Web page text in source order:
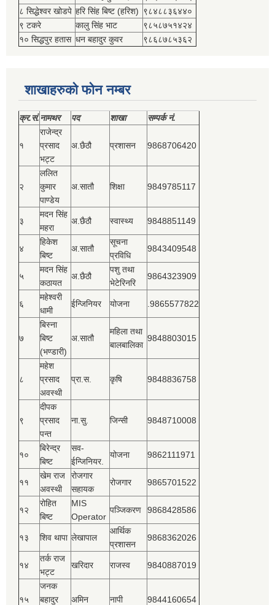
८ सिद्धेश्‍वर खोडपे हरि सिंह बिष्‍ट (हरिश) ९८४८८३६४४०
९ टकरे
कालु सिंह भाट
९८५८७५१४२४
१० सिद्धपुर हतास धन बहादुर कुवर ९८६८७८५३६२
शाखाहरुको फोन नम्बर
क्र.सं.नामथर पद शाखा सम्‍पर्क नं.
१
राजेन्द्र
प्रसाद
भट्ट
अ.छैठौ प्रशासन 9868706420
२
ललित
कुमार
पाण्डेय
अ.सातौ शिक्षा 9849785117
३
मदन सिंह
महरा
अ.छैठौ स्वास्थ्य 9848851149
४
हिकेश
बिष्‍ट
अ.सातौ
सूचना
प्रविधि
9843409548
५
मदन सिंह
कठायत
अ.छैठौ
पशु तथा
भेटेरिनरि
9864323909
६
महेश्‍वरी
धामी
ईन्जिनियर योजना .9865577822
७
बिस्‍ना
बिष्‍ट
(भण्डारी)
अ.सातौ
महिला तथा
बालबालिका
9848803015
८
महेश
प्रसाद
अवस्थी
प्रा.स. कृषि 9848836758
९
दीपक
प्रसाद
पन्त
ना.सु. जिन्सी 9848710008
१०
बिरेन्द्र
बिष्‍ट
सव-
ईन्जिनियर.
योजना 9862111971
११
खेम राज
अवस्थी
रोजगार
सहायक
रोजगार 9865701522
१२
रोहित
बिष्‍ट
MIS
Operator
पञ्‍जिकरण 9868428586
१३ शिव थापा लेखापाल
आर्थिक
प्रशासन
9868362026
१४
तर्क राज
भट्ट
खरिदार राजस्‍व 9840887019
१५
जनक
बहादुर
अमिन नापी 9844160654